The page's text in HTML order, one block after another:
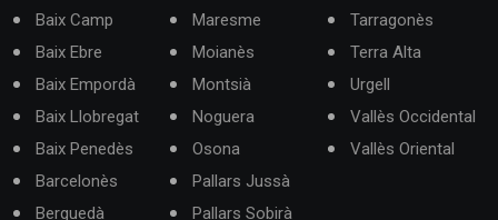
Baix Camp
Baix Ebre
Baix Empordà
Baix Llobregat
Baix Penedès
Barcelonès
Berguedà
Maresme
Moianès
Montsià
Noguera
Osona
Pallars Jussà
Pallars Sobirà
Tarragonès
Terra Alta
Urgell
Vallès Occidental
Vallès Oriental